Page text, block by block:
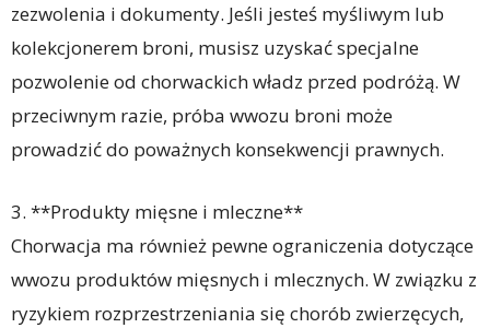
zezwolenia i dokumenty. Jeśli jesteś myśliwym lub
kolekcjonerem broni, musisz uzyskać specjalne
pozwolenie od chorwackich władz przed podróżą. W
przeciwnym razie, próba wwozu broni może
prowadzić do poważnych konsekwencji prawnych.
3. **Produkty mięsne i mleczne**
Chorwacja ma również pewne ograniczenia dotyczące
wwozu produktów mięsnych i mlecznych. W związku z
ryzykiem rozprzestrzeniania się chorób zwierzęcych,